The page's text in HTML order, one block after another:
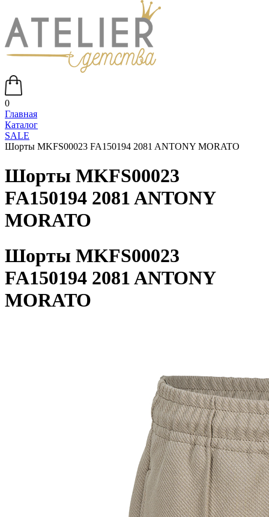
0
Главная
Каталог
SALE
Шорты MKFS00023 FA150194 2081 ANTONY MORATO
Шорты MKFS00023
FA150194 2081 ANTONY
MORATO
Шорты MKFS00023
FA150194 2081 ANTONY
MORATO